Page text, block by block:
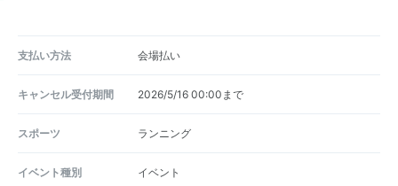
支払い方法 会場払い
キャンセル受付期間 2026/5/16 00:00まで
スポーツ ランニング
イベント種別 イベント